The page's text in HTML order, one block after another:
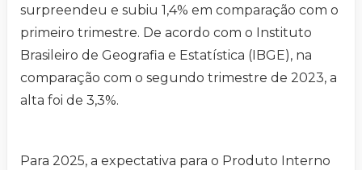
surpreendeu e subiu 1,4% em comparação com o
primeiro trimestre. De acordo com o Instituto
Brasileiro de Geografia e Estatística (IBGE), na
comparação com o segundo trimestre de 2023, a
alta foi de 3,3%.
Para 2025, a expectativa para o Produto Interno